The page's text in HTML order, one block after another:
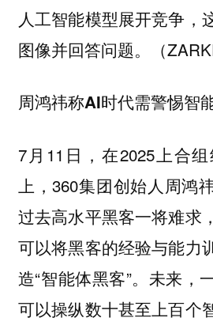
人工智能模型展开竞争，
图像并回答问题。（
周鸿祎称AI时代需警惕智
7月11日，在2025上合
上，360集团创始人周鸿
过去高水平黑客一将难求
可以将黑客的经验与能力
造“智能体黑客”。未来，
可以操纵数十甚至上百个